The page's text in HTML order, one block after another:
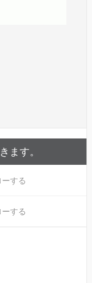
ます。
する
する